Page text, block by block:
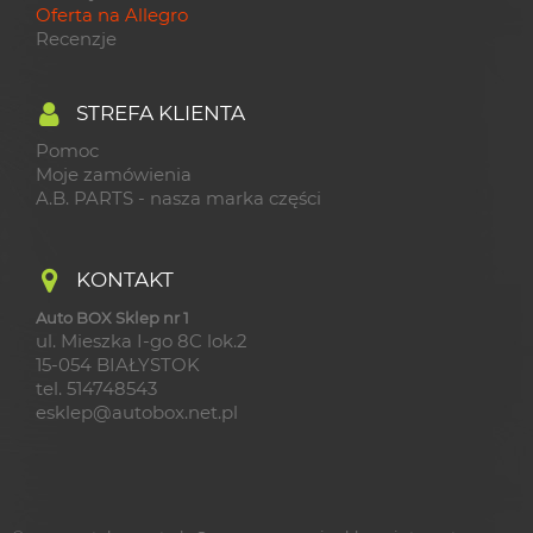
Oferta na Allegro
Recenzje
STREFA KLIENTA
Pomoc
Moje zamówienia
A.B. PARTS - nasza marka części
KONTAKT
Auto BOX Sklep nr 1
ul. Mieszka I-go 8C lok.2
15-054 BIAŁYSTOK
tel. 514748543
esklep@autobox.net.pl